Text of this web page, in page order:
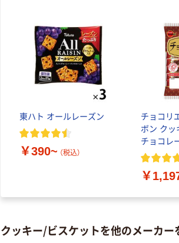
東ハト オールレーズン
￥390~ （税込）
チョコリ
ボン クッ
チョコレ
￥
クッキー/ビスケットを他のメーカー
トイレシート
オリジナル
￥